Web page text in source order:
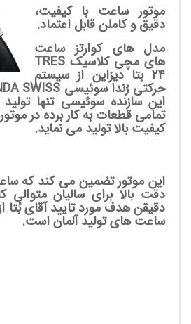
موتور ساعت با کیفیت،
دقیق و کاملن قابل اعتماد.
مدل های کوارتز ساعت
های مچی کلاسیک TRES
24 بتا دیزاین از سیستم
این سازنده سوئیسی تنها
تمامی قطعات به کار برده در
کیفیت بالا تولید می نماید.
این موتور تضمین می کند که
دقت بالا برای سالیان متوالی
دقیقن هدف مورد تایید آقای بُتا
ساعت های تولید آلمان است.